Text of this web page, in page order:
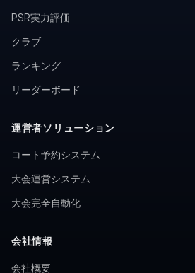
PSR実力評価
クラブ
ランキング
リーダーボード
運営者ソリューション
コート予約システム
大会運営システム
大会完全自動化
会社情報
会社概要